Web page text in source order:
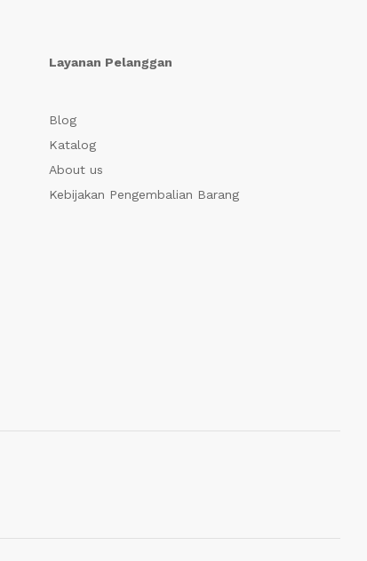
Layanan Pelanggan
Blog
Katalog
About us
Kebijakan Pengembalian Barang